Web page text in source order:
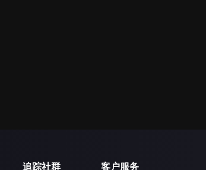
追踪社群 客户服务